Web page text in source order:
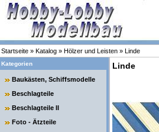
Startseite » Katalog » Hölzer und Leisten » Linde
Kategorien
Baukästen, Schiffsmodelle
Beschlagteile
Beschlagteile II
Foto - Ätzteile
Linde